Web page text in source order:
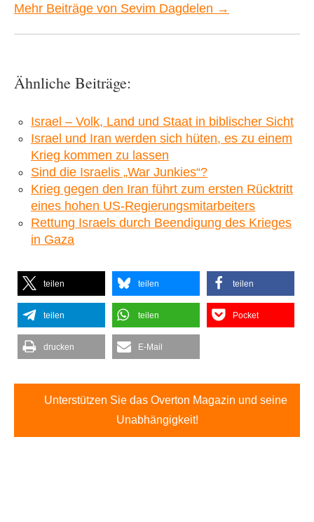
Mehr Beiträge von Sevim Dagdelen →
Ähnliche Beiträge:
Israel – Volk, Land und Staat in biblischer Sicht
Israel und Iran werden sich hüten, es zu einem
Krieg kommen zu lassen
Sind die Israelis „War Junkies“?
Krieg gegen den Iran führt zum ersten Rücktritt
eines hohen US-Regierungsmitarbeiters
Rettung Israels durch Beendigung des Krieges
in Gaza
teilen teilen teilen
teilen teilen Pocket
drucken E-Mail
Unterstützen Sie das Overton Magazin und seine
Unabhängigkeit!